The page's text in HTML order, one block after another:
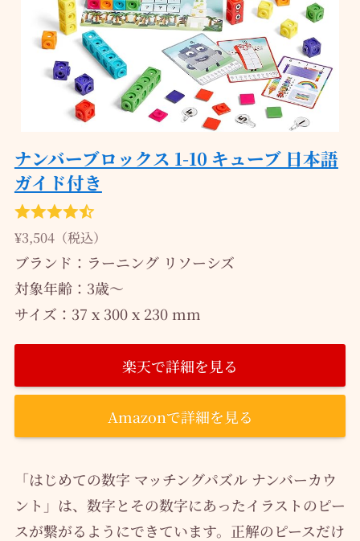
ナンバーブロックス 1-10 キューブ 日本語
ガイド付き
¥3,504（税込）
ブランド：ラーニング リソーシズ
対象年齢：‎3歳～
サイズ：37 x 300 x 230 mm
楽天で詳細を見る
Amazonで詳細を見る
「はじめての数字 マッチングパズル ナンバーカウ
ント」は、数字とその数字にあったイラストのピー
スが繋がるようにできています。正解のピースだけ